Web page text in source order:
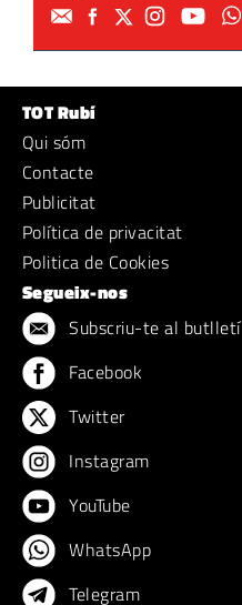
TOT Rubí
Qui sóm
Contacte
Publicitat
Política de privacitat
Politica de Cookies
Segueix-nos
Subscriu-te al butlletí
Facebook
Twitter
Instagram
YouTube
WhatsApp
Telegram